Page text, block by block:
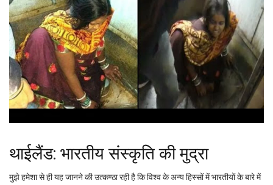
थाईलैंड: भारतीय संस्कृति की मुद्रा
मुझे हमेशा से ही यह जानने की उत्कण्ठा रही है कि विश्व के अन्य हिस्सों में भारतीयों के बारे में